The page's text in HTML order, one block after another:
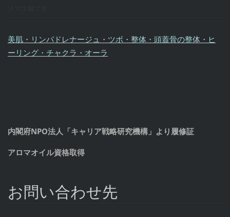
美肌・リンパドレナージュ・ツボ・整体・頭蓋骨の整体・ヒ
ーリング・チャクラ・オーラ
内閣府NPO法人「キャリア戦略研究機構」より履修証
アロマオイル資格取得
お問い合わせ先